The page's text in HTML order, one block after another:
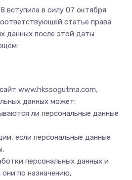
в силу 07 октября
статье права
данных после этой даты
www.hkssogutma.com,
данных может:
ли персональные данные
если персональные данные
персональных данных и
по назначению,